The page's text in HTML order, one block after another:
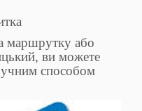
маршрутку або
ви можете
способом